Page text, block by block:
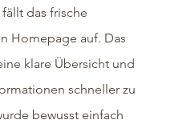
das frische
Homepage auf. Das
klare Übersicht und
schneller zu
bewusst einfach